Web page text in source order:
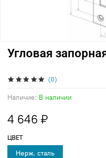
(0)
Наличие: В наличии
Угловая
4 646 ₽
ЦВЕТ
Нерж. сталь